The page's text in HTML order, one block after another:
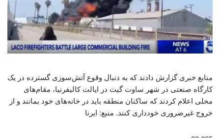
منابع خبری گزارش دادند که به دنبال وقوع آتش‌سوزی گسترده در یک
کارگاه صنعتی در شهر ساوت گیت در ایالت کالیفرنیا، مقام‌های
محلی اعلام کردند که ساکنان منطقه باید در خانه‌های خود بمانند و از
خروج غیرضروری خودداری کنند. منبع: ایرنا